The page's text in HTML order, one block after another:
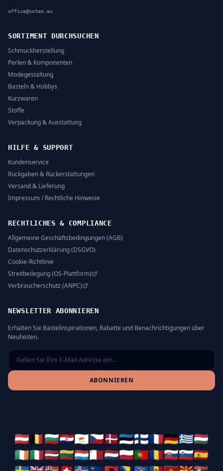
office@soteo.eu
SORTIMENT DURCHSUCHEN
Schmuckherstellung
Perlen & Komponenten
Modegestaltung
Basteln & Hobbys
Kurzwaren
Stoffe
Verpackung & Ausstattung
HILFE & SUPPORT
Kundenservice
Rückgaben & Rückerstattungen
Versand & Lieferung
Impressum / Rechtliche Hinweise
RECHTLICHES & COMPLIANCE
Allgemeine Geschäftsbedingungen (AGB)
Datenschutzerklärung (DSGVO)
Cookie-Richtlinie
Streitbeilegung (OS-Plattform)
Verbraucherschutz (ANPC)
NEWSLETTER ABONNIEREN
Erhalten Sie Bastelinspirationen, Rabatte und Benachrichtigungen über
Neuheiten.
ABONNIEREN
🇦🇹🇧🇪🇧🇬🇭🇷🇨🇾🇨🇿🇩🇰🇪🇪🇫🇮🇫🇷🇩🇪🇬🇷🇭🇺
🇮🇪🇮🇹🇱🇻🇱🇹🇱🇺🇲🇹🇳🇱🇵🇱🇵🇹🇷🇴🇸🇰🇸🇮🇪🇸